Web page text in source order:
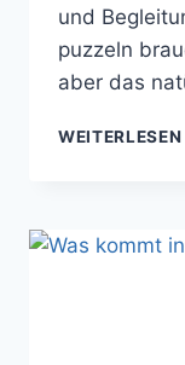
und
puzzeln
aber das
WEITERLESEN